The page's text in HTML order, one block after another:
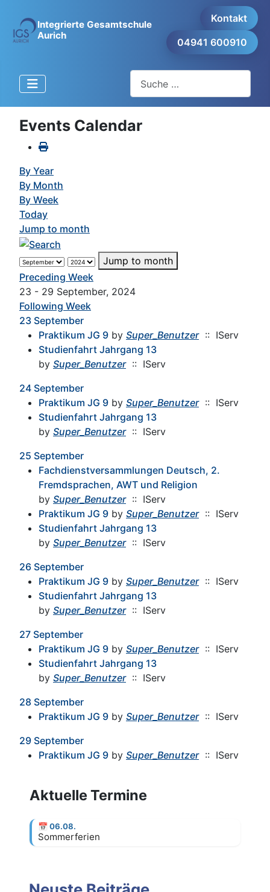
Integrierte Gesamtschule
Aurich
Kontakt
04941 600910
Events Calendar
By Year
By Month
By Week
Today
Jump to month
Jump to month
Preceding Week
23 - 29 September, 2024
Following Week
23 September
Praktikum JG 9 by Super_Benutzer:: IServ
Studienfahrt Jahrgang 13
by Super_Benutzer:: IServ
24 September
Praktikum JG 9 by Super_Benutzer:: IServ
Studienfahrt Jahrgang 13
by Super_Benutzer:: IServ
25 September
Fachdienstversammlungen Deutsch, 2.
Fremdsprachen, AWT und Religion
by Super_Benutzer:: IServ
Praktikum JG 9 by Super_Benutzer:: IServ
Studienfahrt Jahrgang 13
by Super_Benutzer:: IServ
26 September
Praktikum JG 9 by Super_Benutzer:: IServ
Studienfahrt Jahrgang 13
by Super_Benutzer:: IServ
27 September
Praktikum JG 9 by Super_Benutzer:: IServ
Studienfahrt Jahrgang 13
by Super_Benutzer:: IServ
28 September
Praktikum JG 9 by Super_Benutzer:: IServ
29 September
Praktikum JG 9 by Super_Benutzer:: IServ
Aktuelle Termine
📅 06.08.
Sommerferien